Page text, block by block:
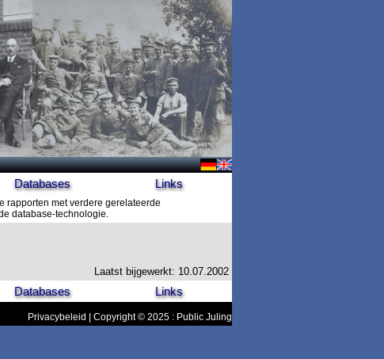
Databases Links
rapporten met verdere gerelateerde
database-technologie.
Laatst bijgewerkt: 10.07.2002
Databases Links
Privacybeleid | Copyright © 2025 : Public Juling